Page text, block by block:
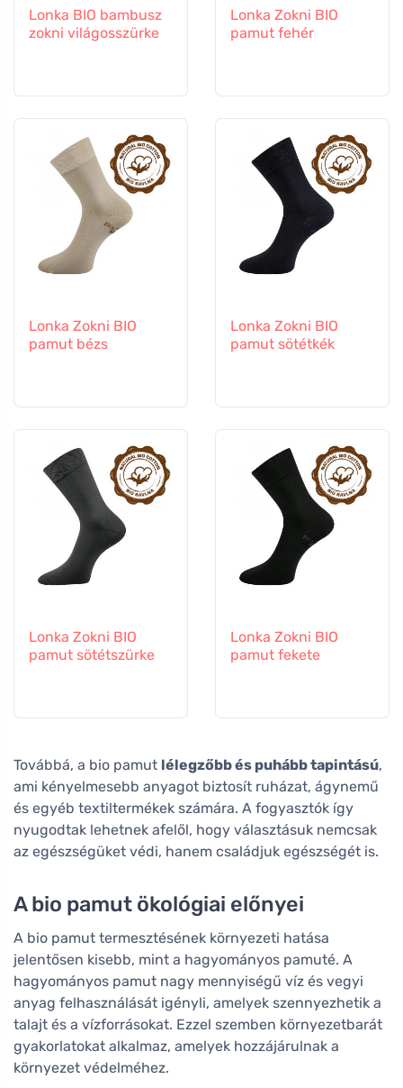
Lonka BIO bambusz
zokni világosszürke
Lonka Zokni BIO
pamut fehér
Lonka Zokni BIO
pamut bézs
Lonka Zokni BIO
pamut sötétkék
Lonka Zokni BIO
pamut sötétszürke
Lonka Zokni BIO
pamut fekete
Továbbá, a bio pamut lélegzőbb és puhább tapintású,
ami kényelmesebb anyagot biztosít ruházat, ágynemű
és egyéb textiltermékek számára. A fogyasztók így
nyugodtak lehetnek afelől, hogy választásuk nemcsak
az egészségüket védi, hanem családjuk egészségét is.
A bio pamut ökológiai előnyei
A bio pamut termesztésének környezeti hatása
jelentősen kisebb, mint a hagyományos pamuté. A
hagyományos pamut nagy mennyiségű víz és vegyi
anyag felhasználását igényli, amelyek szennyezhetik a
talajt és a vízforrásokat. Ezzel szemben környezetbarát
gyakorlatokat alkalmaz, amelyek hozzájárulnak a
környezet védelméhez.